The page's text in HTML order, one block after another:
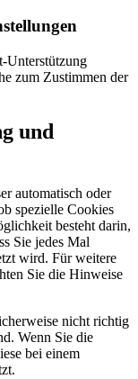
Unterstützung
zum Zustimmen der
und
automatisch oder
spezielle Cookies
besteht darin,
Sie jedes Mal
wird. Für weitere
Sie die Hinweise
nicht richtig
Wenn Sie die
bei einem